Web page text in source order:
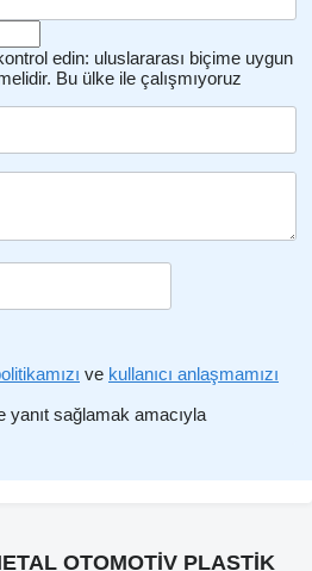
edin: uluslararası biçime uygun
Bu ülke ile çalışmıyoruz
ve kullanıcı anlaşmamızı
yanıt sağlamak amacıyla
OTOMOTİV PLASTİK